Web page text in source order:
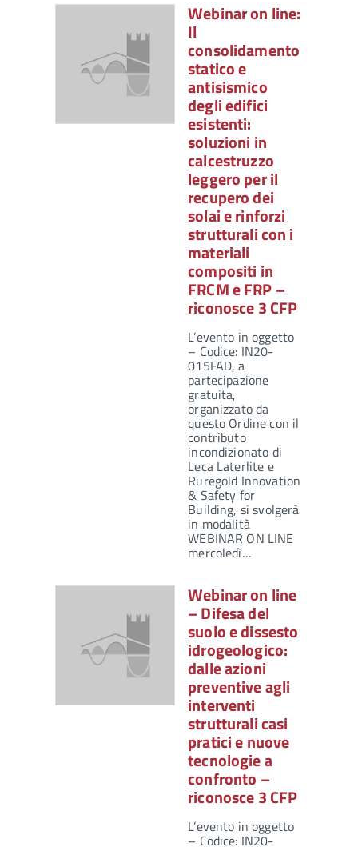
Webinar on line:
Il
consolidamento
statico e
antisismico
degli edifici
esistenti:
soluzioni in
calcestruzzo
leggero per il
recupero dei
solai e rinforzi
strutturali con i
materiali
compositi in
FRCM e FRP –
riconosce 3 CFP
L’evento in oggetto
– Codice: IN20-
015FAD, a
partecipazione
gratuita,
organizzato da
questo Ordine con il
contributo
incondizionato di
Leca Laterlite e
Ruregold Innovation
& Safety for
Building, si svolgerà
in modalità
WEBINAR ON LINE
mercoledì…
Webinar on line
– Difesa del
suolo e dissesto
idrogeologico:
dalle azioni
preventive agli
interventi
strutturali casi
pratici e nuove
tecnologie a
confronto –
riconosce 3 CFP
L’evento in oggetto
– Codice: IN20-